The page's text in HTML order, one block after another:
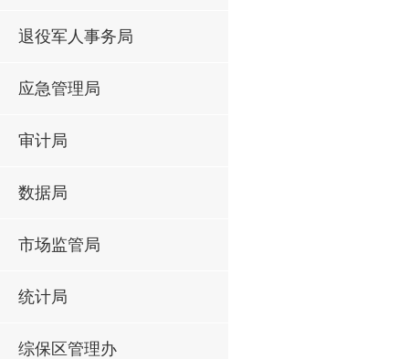
退役军人事务局
应急管理局
审计局
数据局
市场监管局
统计局
综保区管理办